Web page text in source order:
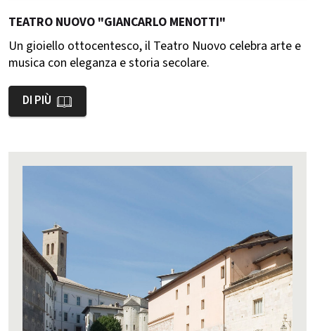
TEATRO NUOVO "GIANCARLO MENOTTI"
Un gioiello ottocentesco, il Teatro Nuovo celebra arte e
musica con eleganza e storia secolare.
DI PIÙ